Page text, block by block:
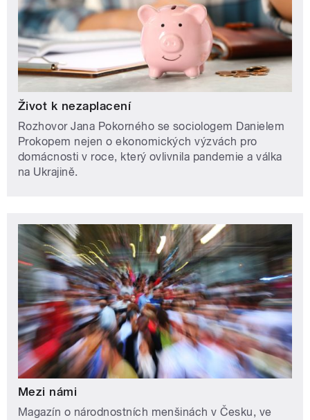
Život k nezaplacení
Rozhovor Jana Pokorného se sociologem Danielem
Prokopem nejen o ekonomických výzvách pro
domácnosti v roce, který ovlivnila pandemie a válka
na Ukrajině.
Mezi námi
Magazín o národnostních menšinách v Česku, ve